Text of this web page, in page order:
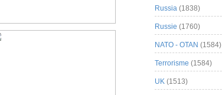
Russia (1838)
Russie (1760)
NATO - OTAN (1584)
Terrorisme (1584)
UK (1513)